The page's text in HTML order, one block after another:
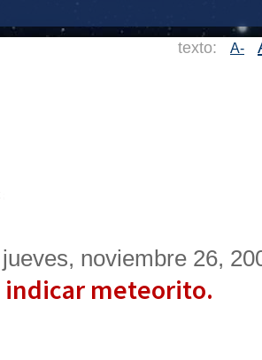
texto: A-
jueves, noviembre 26,
indicar meteorito.